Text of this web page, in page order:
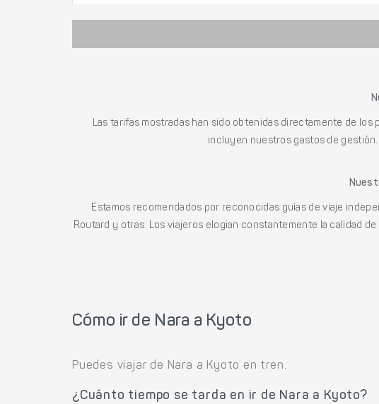
Las tarifas mostradas han sido obtenidas directamente de
incluyen nuestros gastos de
Estamos recomendados por reconocidas guías de viaje
Routard y otras. Los viajeros elogian constantemente la calidad
Cómo ir de Nara a Kyoto
Puedes viajar de Nara a Kyoto en tren.
¿Cuánto tiempo se tarda en ir de Nara a Kyoto?